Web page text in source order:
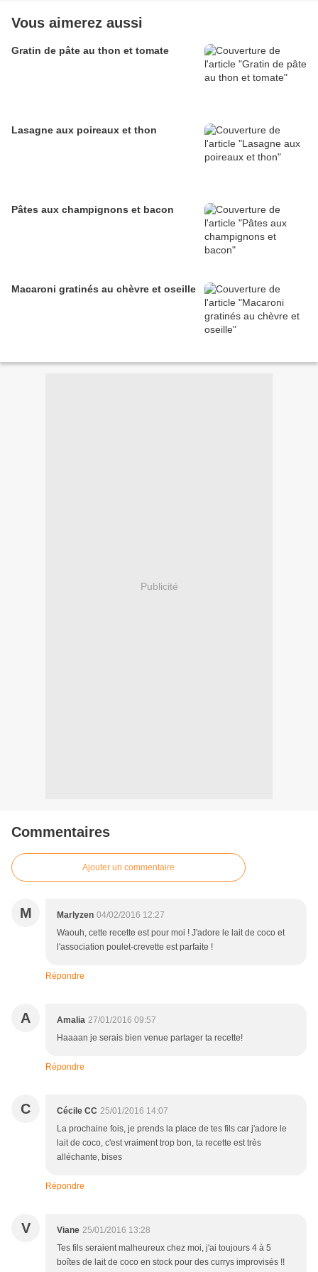
Vous aimerez aussi
Gratin de pâte au thon et tomate
Lasagne aux poireaux et thon
Pâtes aux champignons et bacon
Macaroni gratinés au chèvre et oseille
Publicité
Commentaires
Ajouter un commentaire
M Marlyzen 04/02/2016 12:27
Waouh, cette recette est pour moi ! J'adore le lait de coco et
l'association poulet-crevette est parfaite !
Répondre
A Amalia 27/01/2016 09:57
Haaaan je serais bien venue partager ta recette!
Répondre
C Cécile CC 25/01/2016 14:07
La prochaine fois, je prends la place de tes fils car j'adore le
lait de coco, c'est vraiment trop bon, ta recette est très
alléchante, bises
Répondre
V Viane 25/01/2016 13:28
Tes fils seraient malheureux chez moi, j'ai toujours 4 à 5
boîtes de lait de coco en stock pour des currys improvisés !!